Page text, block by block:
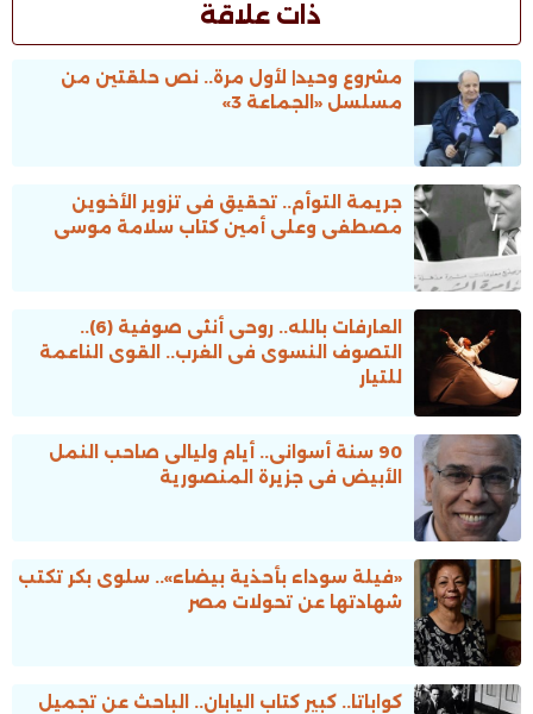
ذات علاقة
مشروع وحيد| لأول مرة.. نص حلقتين من
مسلسل «الجماعة 3»
جريمة التوأم.. تحقيق فى تزوير الأخوين
مصطفى وعلى أمين كتاب سلامة موسى
العارفات بالله.. روحى أنثى صوفية (6)..
التصوف النسوى فى الغرب.. القوى الناعمة
للتيار
90 سنة أسوانى.. أيام وليالى صاحب النمل
الأبيض فى جزيرة المنصورية
«فيلة سوداء بأحذية بيضاء».. سلوى بكر تكتب
شهادتها عن تحولات مصر
كواباتا.. كبير كُتاب اليابان.. الباحث عن تجميل